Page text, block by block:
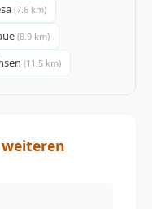
(7.6 km)
(8.9 km)
(11.5 km)